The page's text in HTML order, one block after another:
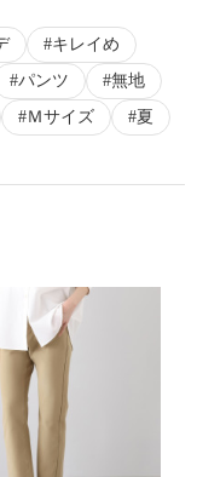
キレイめ
パンツ
無地
Ｍサイズ 夏